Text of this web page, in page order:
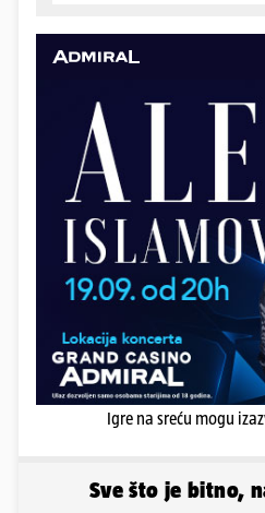
Igre na sreću mogu
Sve što je bitno,